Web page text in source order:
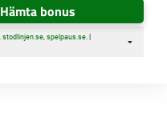
Hämta bonus
stodlinjen.se, spelpaus.se. |